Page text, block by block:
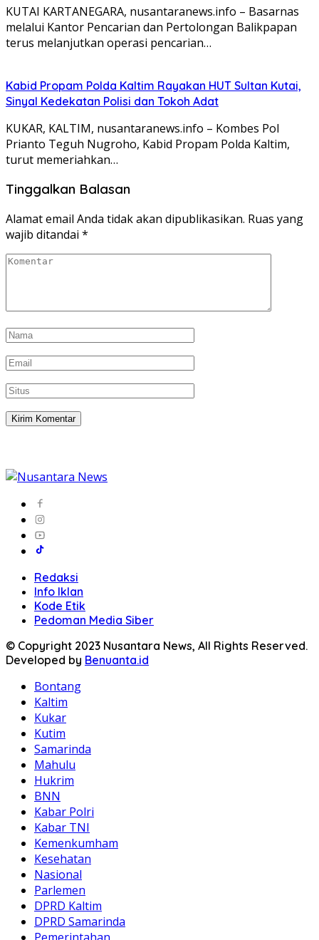
KUTAI KARTANEGARA, nusantaranews.info – Basarnas
melalui Kantor Pencarian dan Pertolongan Balikpapan
terus melanjutkan operasi pencarian…
Kabid Propam Polda Kaltim Rayakan HUT Sultan Kutai,
Sinyal Kedekatan Polisi dan Tokoh Adat
KUKAR, KALTIM, nusantaranews.info – Kombes Pol
Prianto Teguh Nugroho, Kabid Propam Polda Kaltim,
turut memeriahkan…
Tinggalkan Balasan
Alamat email Anda tidak akan dipublikasikan. Ruas yang
wajib ditandai *
Redaksi
Info Iklan
Kode Etik
Pedoman Media Siber
© Copyright 2023 Nusantara News, All Rights Reserved.
Developed by Benuanta.id
Bontang
Kaltim
Kukar
Kutim
Samarinda
Mahulu
Hukrim
BNN
Kabar Polri
Kabar TNI
Kemenkumham
Kesehatan
Nasional
Parlemen
DPRD Kaltim
DPRD Samarinda